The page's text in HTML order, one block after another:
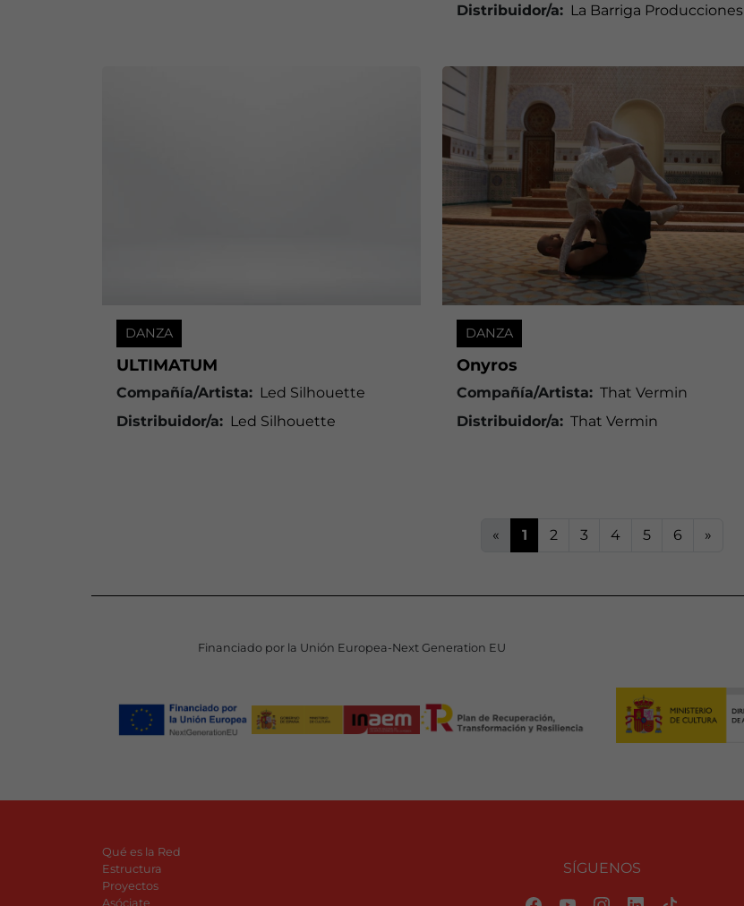
Distribuidor/a: La Barriga Producciones
DANZA
ULTIMATUM
Compañía/Artista: Led Silhouette
Distribuidor/a: Led Silhouette
DANZA
Onyros
Compañía/Artista: That Vermin
Distribuidor/a: That Vermin
« 1 2 3 4 5 6 »
Financiado por la Unión Europea-Next Generation EU
Qué es la Red
Estructura
Proyectos
Asóciate
SÍGUENOS